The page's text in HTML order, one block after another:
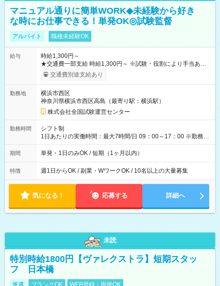
マニュアル通りに簡単WORK◆未経験から好き
な時にお仕事できる！単発OK◎試験監督
アルバイト 職種未経験OK
給与
時給1,300円～
★交通費一部支給 時給1,300円～ ※試験・役割により手当あり
※勤務回数により昇給あり 【即給（前払い）オプションあ
り！】 希望される場合、勤務から1週間ほどで給与の一部を受け
例】 ・河合塾模擬試験 8:30～17:30（休憩1時間） 時給1,300円
×8時間＝日収10,400円＋交通費 ※当日の役割により時給＋100
円の場合あり ・国家試験 7:00～13:30（休憩なし） 時給1,300
円（役割手当＋100円）×6時間＝日収8,400円＋交通費 【試用期
間】試用期間なし
交通費別途支給あり
勤務地
横浜市西区
神奈川県横浜市西区高島（最寄り駅：横浜駅）
株式会社全国試験運営センター
勤務時間
シフト制
1日あたりの実働時間：最大7時間/日 09：00～17：00 ※勤務時
間は 試験により異なります。
期間 単発・1日のみOK / 短期（1ヶ月以内）
特徴 週1日からOK / 副業・WワークOK / 10名以上の大量募集
気になる！ 応募する 詳細へ
未読
特別時給1800円【ヴァレクストラ】短期スタッ
フ 日本橋
派遣 ブランクOK WEB登録・面接OK